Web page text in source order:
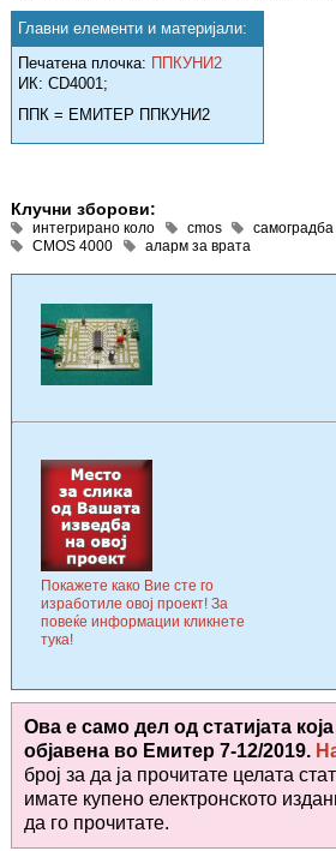
Главни елементи и материјали:
Печатена плочка: ППКУНИ2
ИК: CD4001;
ППК = ЕМИТЕР ППКУНИ2
Клучни зборови:
интегрирано коло cmos самоградба
CMOS 4000
аларм за врата
Покажете како Вие сте го
изработиле овој проект! За
повеќе информации кликнете
тука!
Ова е само дел од статијата
објавена во Емитер 7-12/2019.
број за да ја прочитате целата
имате купено електронското
да го прочитате.